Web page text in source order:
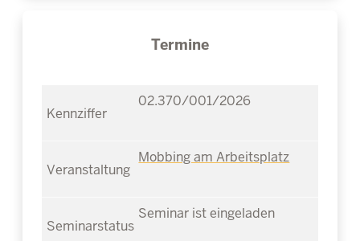
Termine
02.370/001/2026
Mobbing am Arbeitsplatz
Seminar ist eingeladen